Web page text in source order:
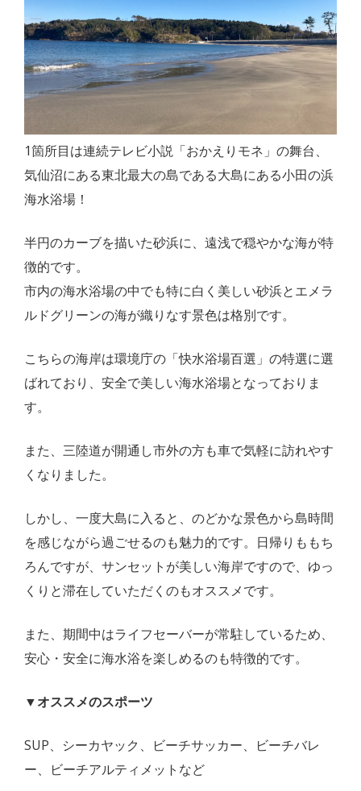
1箇所目は連続テレビ小説「おかえりモネ」の舞台、
気仙沼にある東北最大の島である大島にある小田の浜
海水浴場！
半円のカーブを描いた砂浜に、遠浅で穏やかな海が特
徴的です。
市内の海水浴場の中でも特に白く美しい砂浜とエメラ
ルドグリーンの海が織りなす景色は格別です。
こちらの海岸は環境庁の「快水浴場百選」の特選に選
ばれており、安全で美しい海水浴場となっておりま
す。
また、三陸道が開通し市外の方も車で気軽に訪れやす
くなりました。
しかし、一度大島に入ると、のどかな景色から島時間
を感じながら過ごせるのも魅力的です。日帰りももち
ろんですが、サンセットが美しい海岸ですので、ゆっ
くりと滞在していただくのもオススメです。
また、期間中はライフセーバーが常駐しているため、
安心・安全に海水浴を楽しめるのも特徴的です。
▼オススメのスポーツ
SUP、シーカヤック、ビーチサッカー、ビーチバレ
ー、ビーチアルティメットなど